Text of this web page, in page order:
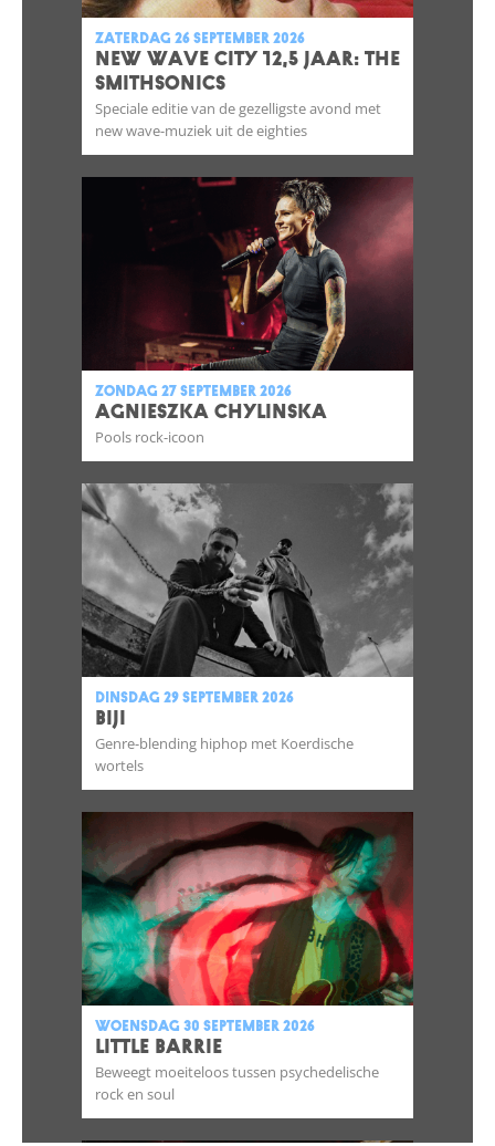
zaterdag 26 september 2026
NEW WAVE CITY 12,5 JAAR: THE
SMITHSONICS
Speciale editie van de gezelligste avond met
new wave-muziek uit de eighties
zondag 27 september 2026
AGNIESZKA CHYLINSKA
Pools rock-icoon
dinsdag 29 september 2026
BIJI
Genre-blending hiphop met Koerdische
wortels
woensdag 30 september 2026
LITTLE BARRIE
Beweegt moeiteloos tussen psychedelische
rock en soul